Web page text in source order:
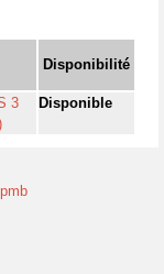
Disponibilité
3
Disponible
pmb